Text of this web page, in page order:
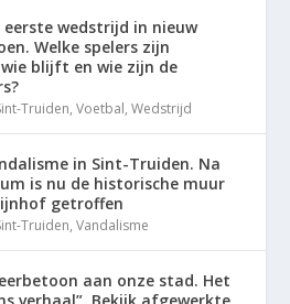
eerste wedstrijd in nieuw
Welke spelers zijn
blijft en wie zijn de
Truiden,Voetbal,Wedstrijd
in Sint-Truiden. Na
is nu de historische muur
getroffen
Truiden,Vandalisme
aan onze stad. Het